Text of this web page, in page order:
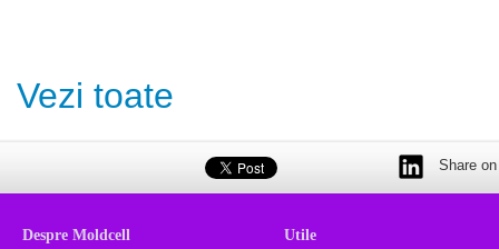
Vezi toate
Share
Despre Moldcell Utile